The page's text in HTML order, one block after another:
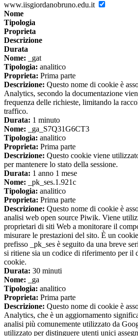
www.iisgiordanobruno.edu.it
Nome
Tipologia
Proprieta
Descrizione
Durata
Nome: _gat
Tipologia: analitico
Proprieta: Prima parte
Descrizione: Questo nome di cookie è
Analytics, secondo la documentazione
frequenza delle richieste, limitando la
traffico.
Durata: 1 minuto
Nome: _ga_S7Q31G6CT3
Tipologia: analitico
Proprieta: Prima parte
Descrizione: Questo cookie viene
per mantenere lo stato della sessione.
Durata: 1 anno 1 mese
Nome: _pk_ses.1.921c
Tipologia: analitico
Proprieta: Prima parte
Descrizione: Questo nome di cookie è
analisi web open source Piwik. Viene
proprietari di siti Web a monitorare il
misurare le prestazioni del sito. È un
prefisso _pk_ses è seguito da una breve
si ritiene sia un codice di riferimento per il
cookie.
Durata: 30 minuti
Nome: _ga
Tipologia: analitico
Proprieta: Prima parte
Descrizione: Questo nome di cookie è
Analytics, che è un aggiornamento
analisi più comunemente utilizzato da
utilizzato per distinguere utenti unici